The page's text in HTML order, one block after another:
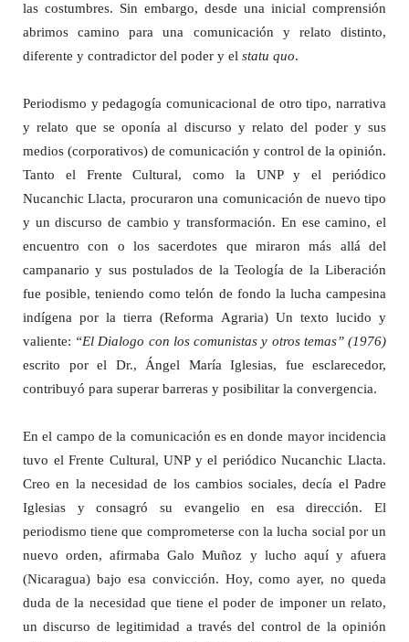
las costumbres. Sin embargo, desde una inicial comprensión
abrimos camino para una comunicación y relato distinto,
diferente y contradictor del poder y el statu quo.
Periodismo y pedagogía comunicacional de otro tipo, narrativa
y relato que se oponía al discurso y relato del poder y sus
medios (corporativos) de comunicación y control de la opinión.
Tanto el Frente Cultural, como la UNP y el periódico
Nucanchic Llacta, procuraron una comunicación de nuevo tipo
y un discurso de cambio y transformación. En ese camino, el
encuentro con o los sacerdotes que miraron más allá del
campanario y sus postulados de la Teología de la Liberación
fue posible, teniendo como telón de fondo la lucha campesina
indígena por la tierra (Reforma Agraria) Un texto lucido y
valiente: “El Dialogo con los comunistas y otros temas” (1976)
escrito por el Dr., Ángel María Iglesias, fue esclarecedor,
contribuyó para superar barreras y posibilitar la convergencia.
En el campo de la comunicación es en donde mayor incidencia
tuvo el Frente Cultural, UNP y el periódico Nucanchic Llacta.
Creo en la necesidad de los cambios sociales, decía el Padre
Iglesias y consagró su evangelio en esa dirección. El
periodismo tiene que comprometerse con la lucha social por un
nuevo orden, afirmaba Galo Muñoz y lucho aquí y afuera
(Nicaragua) bajo esa convicción. Hoy, como ayer, no queda
duda de la necesidad que tiene el poder de imponer un relato,
un discurso de legitimidad a través del control de la opinión